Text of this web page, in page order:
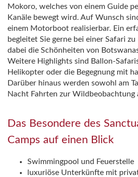
Mokoro, welches von einem Guide
Kanäle bewegt wird. Auf Wunsch
einem Motorboot realisierbar. Ein
begleitet Sie gerne bei einer Safari zu
dabei die Schönheiten von
Weitere Highlights sind Ballon-
Helikopter oder die Begegnung mit
Darüber hinaus werden sowohl am
Nacht Fahrten zur Wildbeobachtung
Das Besondere des
Camps auf einen Blick
Swimmingpool und Feuerstelle
luxuriöse Unterkünfte mit